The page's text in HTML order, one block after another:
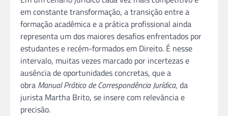
em constante transformação, a transição entre a
formação acadêmica e a prática profissional ainda
representa um dos maiores desafios enfrentados por
estudantes e recém-formados em Direito. É nesse
intervalo, muitas vezes marcado por incertezas e
ausência de oportunidades concretas, que a
obra Manual Prático de Correspondência Jurídica, da
jurista Martha Brito, se insere com relevância e
precisão.